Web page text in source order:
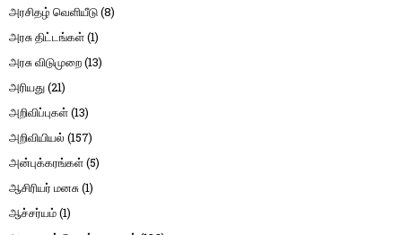
அரசிதழ் வெளியீடு(8)
அரசு திட்டங்கள்(1)
அரசு விடுமுறை(13)
அரியது(21)
அறிவிப்புகள்(13)
அறிவியியல் (157)
அன்புக்கரங்கள்(5)
ஆசிரியர் மனசு(1)
ஆச்சர்யம்(1)